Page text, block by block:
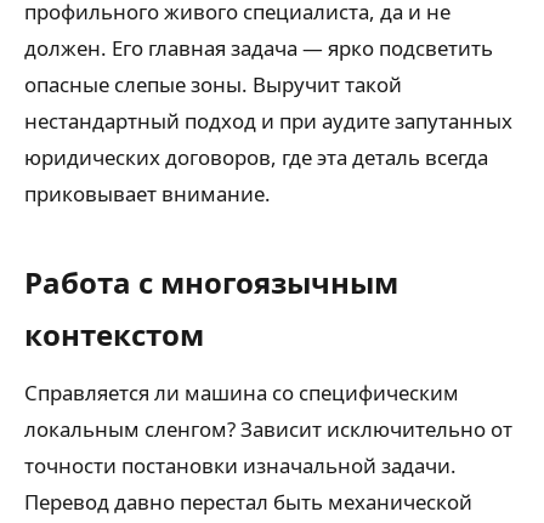
профильного живого специалиста, да и не
должен. Его главная задача — ярко подсветить
опасные слепые зоны. Выручит такой
нестандартный подход и при аудите запутанных
юридических договоров, где эта деталь всегда
приковывает внимание.
Работа с многоязычным
контекстом
Справляется ли машина со специфическим
локальным сленгом? Зависит исключительно от
точности постановки изначальной задачи.
Перевод давно перестал быть механической